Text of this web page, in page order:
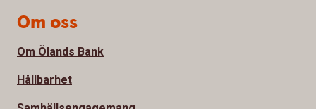
Om oss
Om Ölands Bank
Hållbarhet